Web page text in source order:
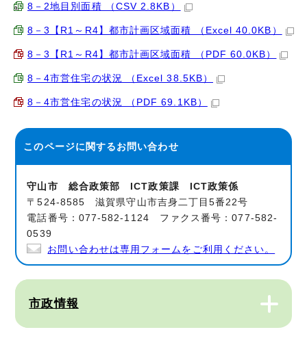
8－2地目別面積 （CSV 2.8KB）
8－3【R1～R4】都市計画区域面積 （Excel 40.0KB）
8－3【R1～R4】都市計画区域面積 （PDF 60.0KB）
8－4市営住宅の状況 （Excel 38.5KB）
8－4市営住宅の状況 （PDF 69.1KB）
このページに関するお問い合わせ
守山市 総合政策部 ICT政策課 ICT政策係
〒524-8585 滋賀県守山市吉身二丁目5番22号
電話番号：077-582-1124 ファクス番号：077-582-
0539
お問い合わせは専用フォームをご利用ください。
市政情報